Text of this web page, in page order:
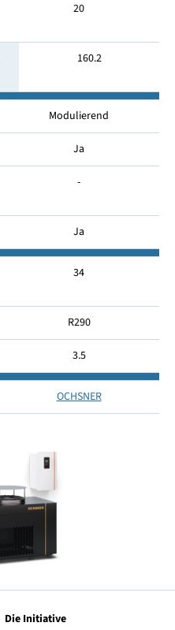
20
160.2
Modulierend
Ja
-
Ja
34
R290
3.5
OCHSNER
Die Initiative